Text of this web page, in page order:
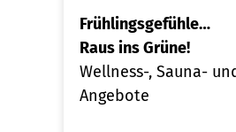
Frühlingsgefühle…
Raus ins Grüne!
Wellness-, Sauna-
Angebote